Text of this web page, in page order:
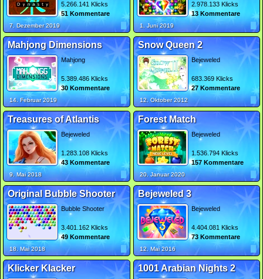
5.266.141 Klicks
51 Kommentare
7. Dezember 2019
2.978.133 Klicks
13 Kommentare
1. Juni 2019
Mahjong Dimensions
Mahjong
5.389.486 Klicks
30 Kommentare
14. Februar 2019
Snow Queen 2
Bejeweled
683.369 Klicks
27 Kommentare
12. Oktober 2012
Treasures of Atlantis
Bejeweled
1.283.108 Klicks
43 Kommentare
9. Mai 2018
Forest Match
Bejeweled
1.536.794 Klicks
157 Kommentare
20. Januar 2020
Original Bubble Shooter
Bubble Shooter
3.401.162 Klicks
49 Kommentare
18. Mai 2018
Bejeweled 3
Bejeweled
4.404.081 Klicks
73 Kommentare
12. Mai 2016
Klicker Klacker 1001 Arabian Nights 2